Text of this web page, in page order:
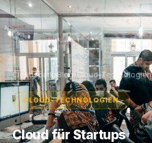
Cloudspark›Blog›Cloud-Technologien
CLOUD-TECHNOLOGIEN
Cloud für Startups